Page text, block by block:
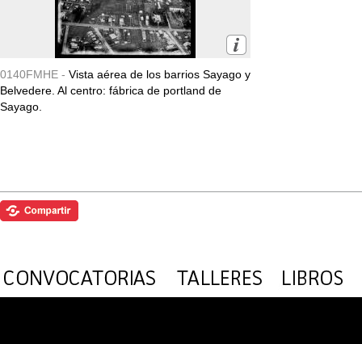
0140FMHE - Vista aérea de los barrios Sayago y
Belvedere. Al centro: fábrica de portland de
Sayago.